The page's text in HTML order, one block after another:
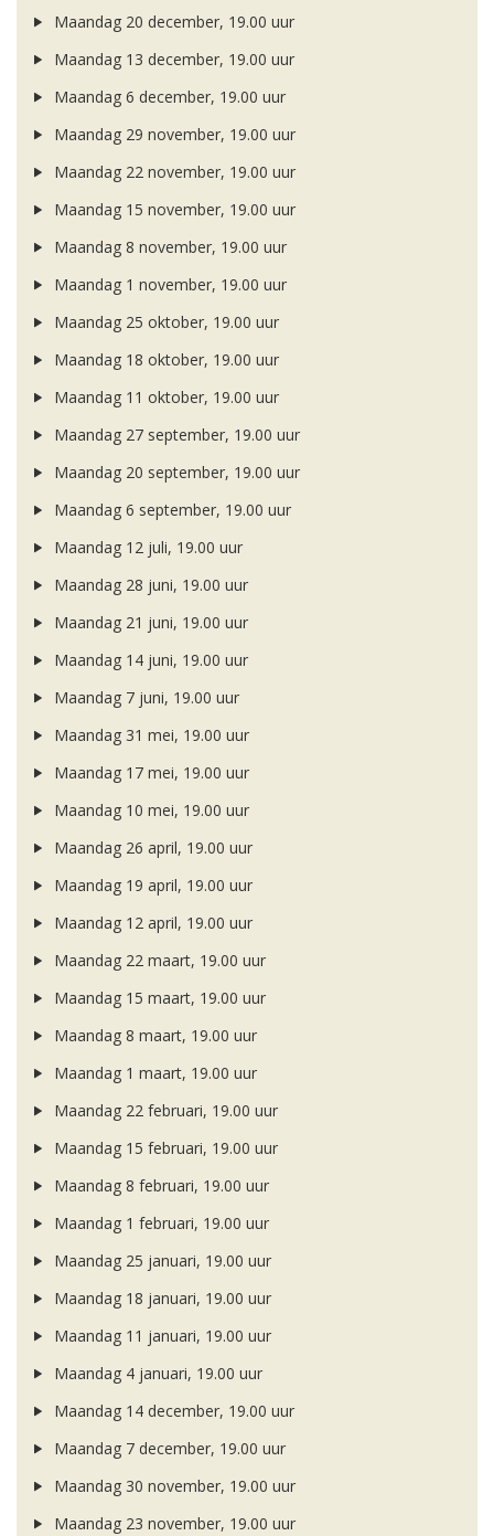
Maandag 20 december, 19.00 uur
Maandag 13 december, 19.00 uur
Maandag 6 december, 19.00 uur
Maandag 29 november, 19.00 uur
Maandag 22 november, 19.00 uur
Maandag 15 november, 19.00 uur
Maandag 8 november, 19.00 uur
Maandag 1 november, 19.00 uur
Maandag 25 oktober, 19.00 uur
Maandag 18 oktober, 19.00 uur
Maandag 11 oktober, 19.00 uur
Maandag 27 september, 19.00 uur
Maandag 20 september, 19.00 uur
Maandag 6 september, 19.00 uur
Maandag 12 juli, 19.00 uur
Maandag 28 juni, 19.00 uur
Maandag 21 juni, 19.00 uur
Maandag 14 juni, 19.00 uur
Maandag 7 juni, 19.00 uur
Maandag 31 mei, 19.00 uur
Maandag 17 mei, 19.00 uur
Maandag 10 mei, 19.00 uur
Maandag 26 april, 19.00 uur
Maandag 19 april, 19.00 uur
Maandag 12 april, 19.00 uur
Maandag 22 maart, 19.00 uur
Maandag 15 maart, 19.00 uur
Maandag 8 maart, 19.00 uur
Maandag 1 maart, 19.00 uur
Maandag 22 februari, 19.00 uur
Maandag 15 februari, 19.00 uur
Maandag 8 februari, 19.00 uur
Maandag 1 februari, 19.00 uur
Maandag 25 januari, 19.00 uur
Maandag 18 januari, 19.00 uur
Maandag 11 januari, 19.00 uur
Maandag 4 januari, 19.00 uur
Maandag 14 december, 19.00 uur
Maandag 7 december, 19.00 uur
Maandag 30 november, 19.00 uur
Maandag 23 november, 19.00 uur